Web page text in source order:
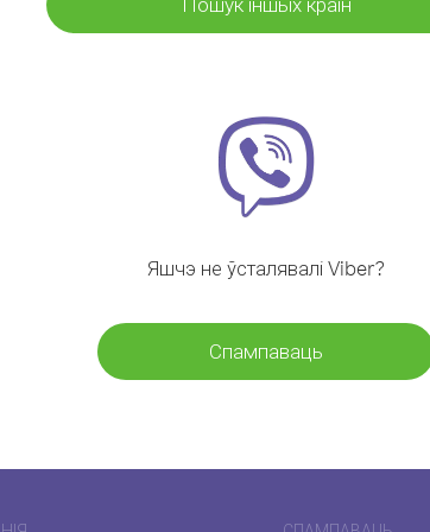
Яшчэ не ўсталявалі Viber?
Спампаваць